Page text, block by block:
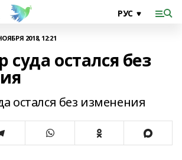
2018, 12:21
суда остался без
остался без изменения